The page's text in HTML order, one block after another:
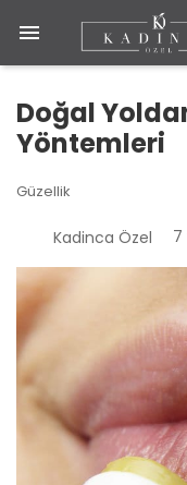
Doğal
Yöntemleri
Güzellik
Kadinca Özel 7